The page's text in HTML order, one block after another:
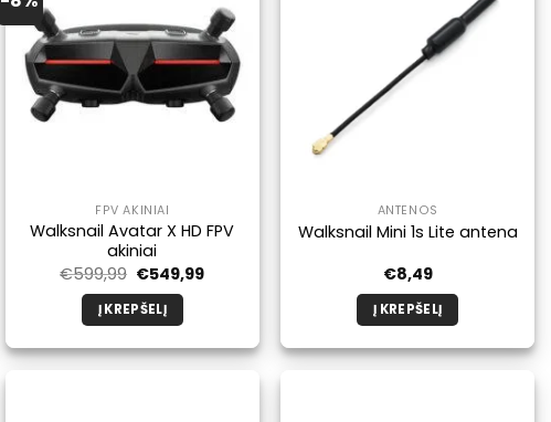
FPV AKINIAI
Walksnail Avatar X HD FPV
akiniai
€599,99 Pradinė
buvo:
€599,99.
€549,99Dabartinė
Į KREPŠELĮ
ANTENOS
Walksnail Mini 1s Lite antena
€8,49
Į KREPŠELĮ